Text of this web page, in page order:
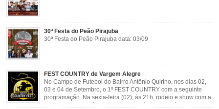
30ª Festa do Peão Pirajuba
30ª Festa do Peão Pirajuba data: 03/09
FEST COUNTRY de Vargem Alegre
No Campo de Futebol do Bairro Antônio Quirino, nos dias 02,
03 e 04 de Setembro, o 1º FEST COUNTRY com a seguinte
programação. Na sexta-feira (02), às 21h, rodeio e show com a